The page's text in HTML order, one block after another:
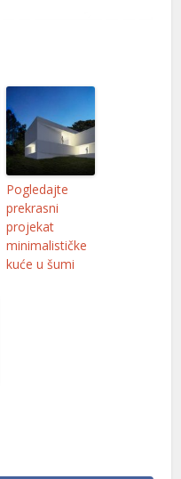
Pogledajte
prekrasni
projekat
minimalističke
kuće u šumi